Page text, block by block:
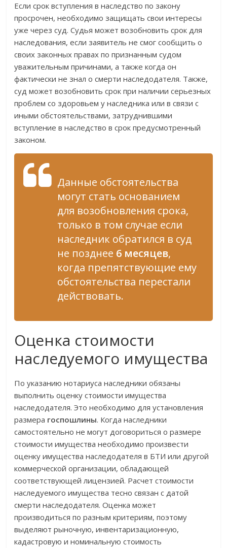
Если срок вступления в наследство по закону
просрочен, необходимо защищать свои интересы
уже через суд. Судья может возобновить срок для
наследования, если заявитель не смог сообщить о
своих законных правах по признанным судом
уважительным причинами, а также когда он
фактически не знал о смерти наследодателя. Также,
суд может возобновить срок при наличии серьезных
проблем со здоровьем у наследника или в связи с
иными обстоятельствами, затруднившими
вступление в наследство в срок предусмотренный
законом.
Данные обстоятельства
могут стать основанием
для возобновления срока,
только в том случае если
наследник обратился в суд
не позднее 6 месяцев,
когда препятствующие ему
обстоятельства перестали
действовать.
Оценка стоимости
наследуемого имущества
По указанию нотариуса наследники обязаны
выполнить оценку стоимости имущества
наследодателя. Это необходимо для установления
размера госпошлины. Когда наследники
самостоятельно не могут договориться о размере
стоимости имущества необходимо произвести
оценку имущества наследодателя в БТИ или другой
коммерческой организации, обладающей
соответствующей лицензией. Расчет стоимости
наследуемого имущества тесно связан с датой
смерти наследодателя. Оценка может
производиться по разным критериям, поэтому
выделяют рыночную, инвентаризационную,
кадастровую и номинальную стоимость